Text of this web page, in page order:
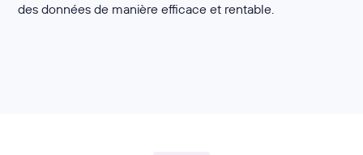
des données de manière efficace et rentable.